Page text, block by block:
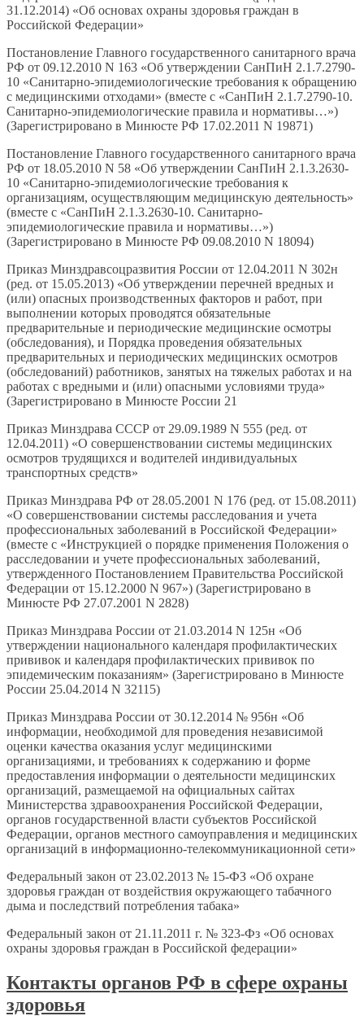
31.12.2014) «Об основах охраны здоровья граждан в
Российской Федерации»
Постановление Главного государственного санитарного врача
РФ от 09.12.2010 N 163 «Об утверждении СанПиН 2.1.7.2790-
10 «Санитарно-эпидемиологические требования к обращению
с медицинскими отходами» (вместе с «СанПиН 2.1.7.2790-10.
Санитарно-эпидемиологические правила и нормативы…»)
(Зарегистрировано в Минюсте РФ 17.02.2011 N 19871)
Постановление Главного государственного санитарного врача
РФ от 18.05.2010 N 58 «Об утверждении СанПиН 2.1.3.2630-
10 «Санитарно-эпидемиологические требования к
организациям, осуществляющим медицинскую деятельность»
(вместе с «СанПиН 2.1.3.2630-10. Санитарно-
эпидемиологические правила и нормативы…»)
(Зарегистрировано в Минюсте РФ 09.08.2010 N 18094)
Приказ Минздравсоцразвития России от 12.04.2011 N 302н
(ред. от 15.05.2013) «Об утверждении перечней вредных и
(или) опасных производственных факторов и работ, при
выполнении которых проводятся обязательные
предварительные и периодические медицинские осмотры
(обследования), и Порядка проведения обязательных
предварительных и периодических медицинских осмотров
(обследований) работников, занятых на тяжелых работах и на
работах с вредными и (или) опасными условиями труда»
(Зарегистрировано в Минюсте России 21
Приказ Минздрава СССР от 29.09.1989 N 555 (ред. от
12.04.2011) «О совершенствовании системы медицинских
осмотров трудящихся и водителей индивидуальных
транспортных средств»
Приказ Минздрава РФ от 28.05.2001 N 176 (ред. от 15.08.2011)
«О совершенствовании системы расследования и учета
профессиональных заболеваний в Российской Федерации»
(вместе с «Инструкцией о порядке применения Положения о
расследовании и учете профессиональных заболеваний,
утвержденного Постановлением Правительства Российской
Федерации от 15.12.2000 N 967») (Зарегистрировано в
Минюсте РФ 27.07.2001 N 2828)
Приказ Минздрава России от 21.03.2014 N 125н «Об
утверждении национального календаря профилактических
прививок и календаря профилактических прививок по
эпидемическим показаниям» (Зарегистрировано в Минюсте
России 25.04.2014 N 32115)
Приказ Минздрава России от 30.12.2014 № 956н «Об
информации, необходимой для проведения независимой
оценки качества оказания услуг медицинскими
организациями, и требованиях к содержанию и форме
предоставления информации о деятельности медицинских
организаций, размещаемой на официальных сайтах
Министерства здравоохранения Российской Федерации,
органов государственной власти субъектов Российской
Федерации, органов местного самоуправления и медицинских
организаций в информационно-телекоммуникационной сети»
Федеральный закон от 23.02.2013 № 15-ФЗ «Об охране
здоровья граждан от воздействия окружающего табачного
дыма и последствий потребления табака»
Федеральный закон от 21.11.2011 г. № 323-Фз «Об основах
охраны здоровья граждан в Российской федерации»
Контакты органов РФ в сфере охраны
здоровья